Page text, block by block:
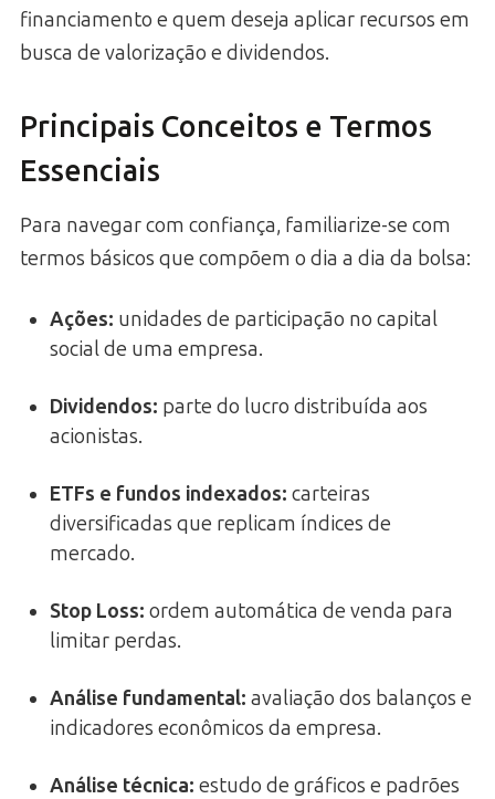
financiamento e quem deseja aplicar recursos em
busca de valorização e dividendos.
Principais Conceitos e Termos
Essenciais
Para navegar com confiança, familiarize-se com
termos básicos que compõem o dia a dia da bolsa:
Ações: unidades de participação no capital
social de uma empresa.
Dividendos: parte do lucro distribuída aos
acionistas.
ETFs e fundos indexados: carteiras
diversificadas que replicam índices de
mercado.
Stop Loss: ordem automática de venda para
limitar perdas.
Análise fundamental: avaliação dos balanços e
indicadores econômicos da empresa.
Análise técnica: estudo de gráficos e padrões